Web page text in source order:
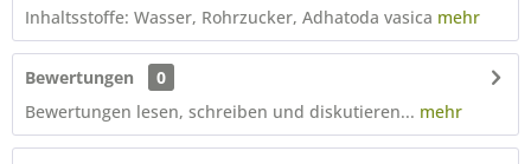
Inhaltsstoffe: Wasser, Rohrzucker, Adhatoda vasica mehr
Bewertungen
0
Bewertungen lesen, schreiben und diskutieren... mehr